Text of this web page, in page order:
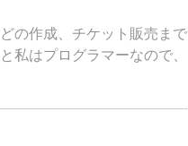
の作成、チケット販売まで
私はプログラマーなので、